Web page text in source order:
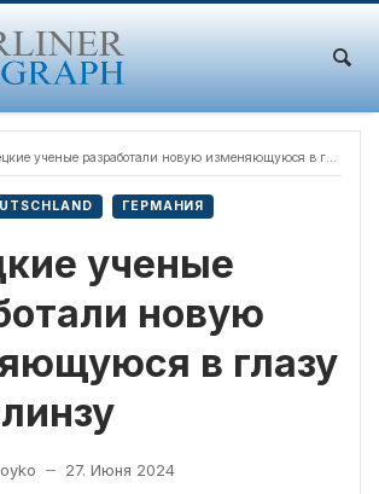
ученые разработали новую изменяющуюся в глазу микролинзу
ГЕРМАНИЯ
ученые
новую
в глазу
— 27. Июня 2024